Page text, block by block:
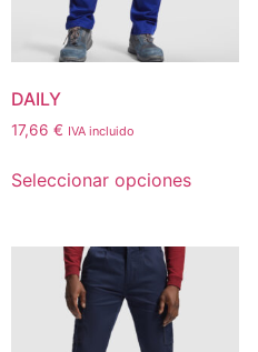
DAILY
17,66 € IVA incluido
Seleccionar opciones